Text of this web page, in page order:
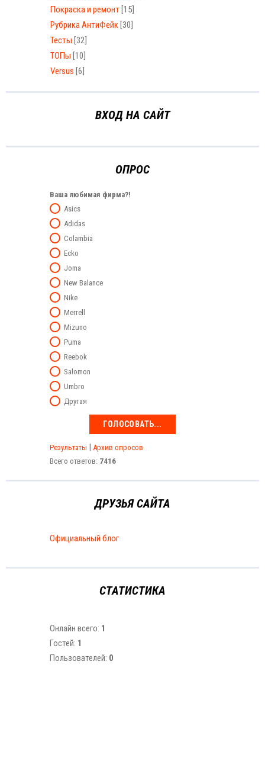
Покраска и ремонт [15]
Рубрика АнтиФейк [30]
Тесты [32]
ТОПы [10]
Versus [6]
ВХОД НА САЙТ
ОПРОС
Ваша любимая фирма?!
Asics
Adidas
Colambia
Ecko
Joma
New Balance
Nike
Merrell
Mizuno
Puma
Reebok
Salomon
Umbro
Другая
Результаты | Архив опросов
Всего ответов: 7416
ДРУЗЬЯ САЙТА
Официальный блог
СТАТИСТИКА
Онлайн всего: 1
Гостей: 1
Пользователей: 0